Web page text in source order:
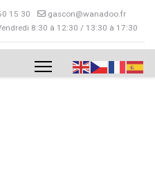
15 30
gascon@wanadoo.fr
8:30 à 12:30 / 13:30 à 17:30